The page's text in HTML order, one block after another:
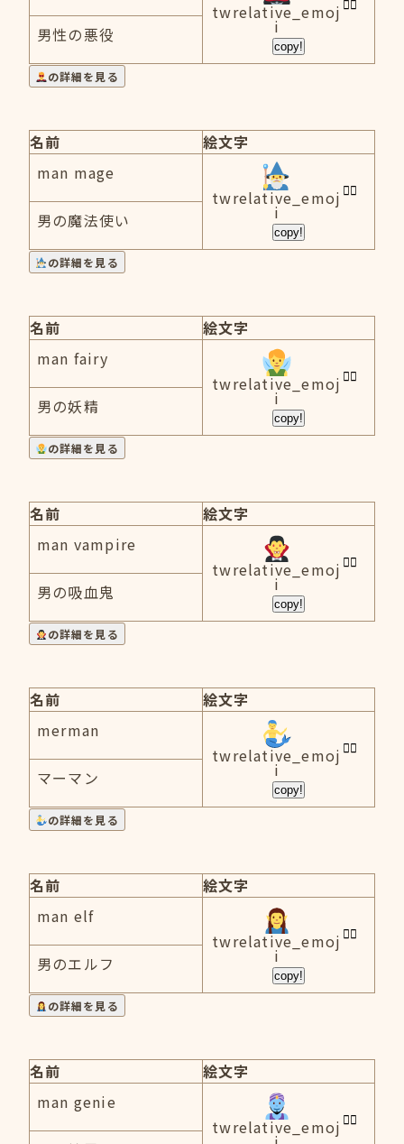
twrelative_emoj
i
copy!
男性の悪役
の詳細を見る
名前
絵文字
man mage
twrelative_emoj
i
copy!
男の魔法使い
の詳細を見る
名前
絵文字
man fairy
twrelative_emoj
i
copy!
男の妖精
の詳細を見る
名前
絵文字
man vampire
twrelative_emoj
i
copy!
男の吸血鬼
の詳細を見る
名前
絵文字
merman
twrelative_emoj
i
copy!
マーマン
の詳細を見る
名前
絵文字
man elf
twrelative_emoj
i
copy!
男のエルフ
の詳細を見る
名前
絵文字
man genie
twrelative_emoj